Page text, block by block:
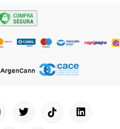
T
w
I
c
L
i